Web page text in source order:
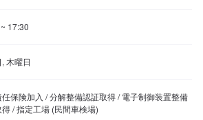
17:30
木曜日
保険加入 / 分解整備認証取得 / 電子制御装置整備
/ 指定工場 (民間車検場)